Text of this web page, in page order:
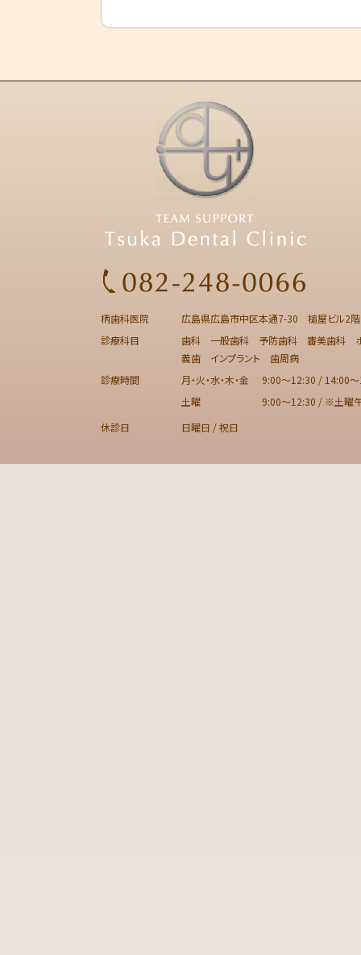
柄歯科医院
広島県広島市中区本通7-30 槌屋ビル2階
診療科目
歯科 一般歯科 予防歯科 審美歯科 ホ
義歯 インプラント 歯周病
診療時間
月・火・水・木・金
9:00～12:30 / 14:00
土曜
9:00～12:30 / ※土曜
休診日
日曜日 / 祝日